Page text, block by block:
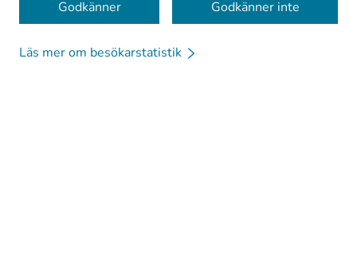
Godkänner Godkänner inte
Läs mer om besökarstatistik